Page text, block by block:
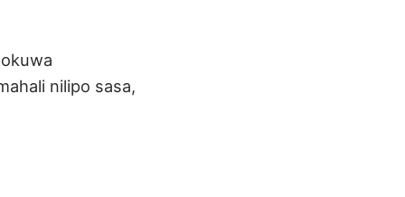
nilipo sasa,